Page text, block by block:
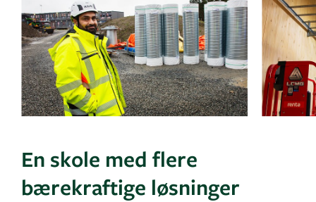
En skole med flere
bærekraftige løsninger